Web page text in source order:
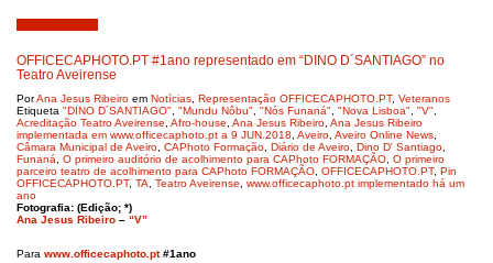
OFFICECAPHOTO.PT #1ano representado em “DINO D´SANTIAGO” no
Teatro Aveirense
PorAna Jesus Ribeiro em Notícias Representação OFFICECAPHOTO.PT, Veteranos
Etiqueta "DINO D´SANTIAGO" "Mundu Nôbu" "Nós Funaná" "Nova Lisboa" "V"
Acreditação Teatro Aveirense Afro-house Ana Jesus Ribeiro Ana Jesus Ribeiro
implementada em www.officecaphoto.pt a 9 JUN.2018 Aveiro Aveiro Online News
Câmara Municipal de Aveiro CAPhoto Formação Diário de Aveiro Dino D' Santiago
Funaná
O primeiro auditório de acolhimento para CAPhoto FORMAÇÃO O primeiro
parceiro teatro de acolhimento para CAPhoto FORMAÇÃO OFFICECAPHOTO.PT, Pin
OFFICECAPHOTO.PT, TA Teatro Aveirense
www.officecaphoto.pt implementado há um
ano
Fotografia: (Edição; *)
Ana Jesus Ribeiro – “V”
Para www.officecaphoto.pt#1ano